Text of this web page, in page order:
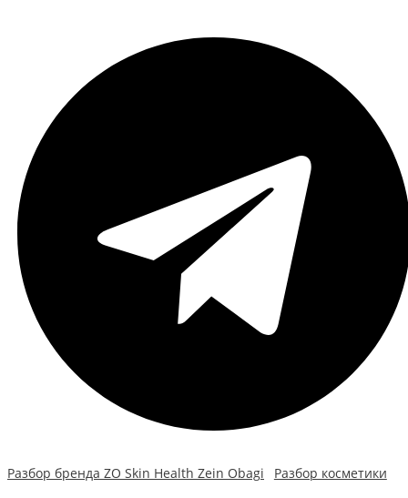
Разбор бренда ZO Skin Health Zein Obagi Разбор косметики